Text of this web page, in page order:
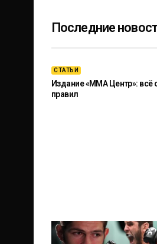
Последние
СТАТЬИ
Издание «ММА Центр»: всё
правил